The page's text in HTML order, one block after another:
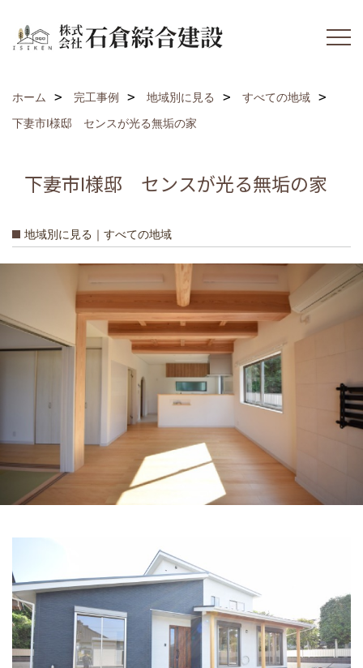
ホーム 完工事例 地域別に見る
すべての地域
下妻市I様邸 センスが光る無垢の家
下妻市I様邸 センスが光る無垢の家
地域別に見る｜すべての地域